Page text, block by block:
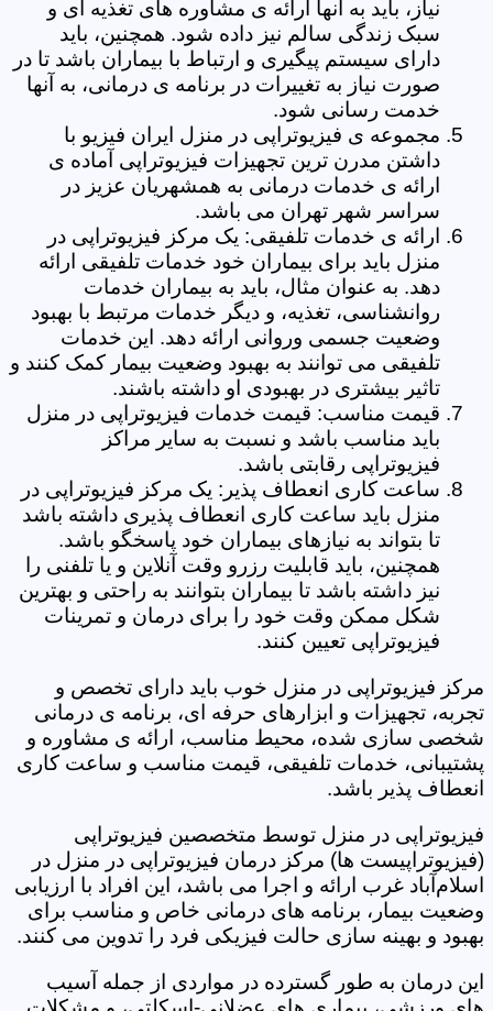
نیاز، باید به آنها ارائه ی مشاوره های تغذیه ای و
سبک زندگی سالم نیز داده شود. همچنین، باید
دارای سیستم پیگیری و ارتباط با بیماران باشد تا در
صورت نیاز به تغییرات در برنامه ی درمانی، به آنها
خدمت رسانی شود.
مجموعه ی فیزیوتراپی در منزل ایران فیزیو با
داشتن مدرن ترین تجهیزات فیزیوتراپی آماده ی
ارائه ی خدمات درمانی به همشهریان عزیز در
سراسر شهر تهران می باشد.
ارائه ی خدمات تلفیقی: یک مرکز فیزیوتراپی در
منزل باید برای بیماران خود خدمات تلفیقی ارائه
دهد. به عنوان مثال، باید به بیماران خدمات
روانشناسی، تغذیه، و دیگر خدمات مرتبط با بهبود
وضعیت جسمی وروانی ارائه دهد. این خدمات
تلفیقی می توانند به بهبود وضعیت بیمار کمک کنند و
تاثیر بیشتری در بهبودی او داشته باشند.
قیمت مناسب: قیمت خدمات فیزیوتراپی در منزل
باید مناسب باشد و نسبت به سایر مراکز
فیزیوتراپی رقابتی باشد.
ساعت کاری انعطاف پذیر: یک مرکز فیزیوتراپی در
منزل باید ساعت کاری انعطاف پذیری داشته باشد
تا بتواند به نیازهای بیماران خود پاسخگو باشد.
همچنین، باید قابلیت رزرو وقت آنلاین و یا تلفنی را
نیز داشته باشد تا بیماران بتوانند به راحتی و بهترین
شکل ممکن وقت خود را برای درمان و تمرینات
فیزیوتراپی تعیین کنند.
مرکز فیزیوتراپی در منزل خوب باید دارای تخصص و
تجربه، تجهیزات و ابزارهای حرفه ای، برنامه ی درمانی
شخصی سازی شده، محیط مناسب، ارائه ی مشاوره و
پشتیبانی، خدمات تلفیقی، قیمت مناسب و ساعت کاری
انعطاف پذیر باشد.
فیزیوتراپی در منزل توسط متخصصین فیزیوتراپی
(فیزیوتراپیست ها) مرکز درمان فیزیوتراپی در منزل در
اسلام‌آباد غرب ارائه و اجرا می باشد، این افراد با ارزیابی
وضعیت بیمار، برنامه های درمانی خاص و مناسب برای
بهبود و بهینه سازی حالت فیزیکی فرد را تدوین می کنند.
این درمان به طور گسترده در مواردی از جمله آسیب